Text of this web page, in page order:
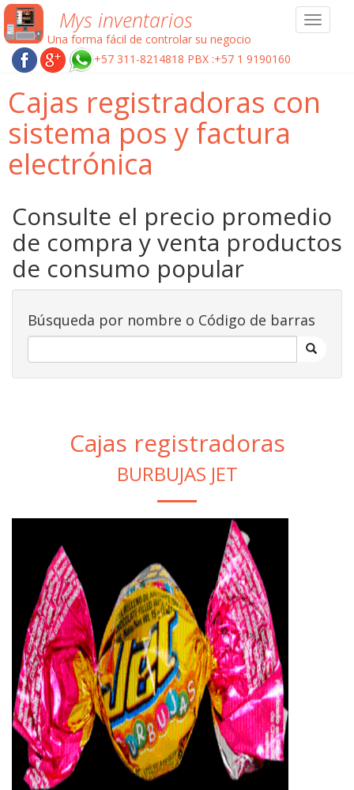
Toggle
Mys inventarios
Una forma fácil de controlar su negocio
+57 311-8214818 PBX :+57 1 9190160
Cajas registradoras con
sistema pos y factura
electrónica
Consulte el precio promedio
de compra y venta productos
de consumo popular
Búsqueda por nombre o Código de barras
Cajas registradoras
BURBUJAS JET